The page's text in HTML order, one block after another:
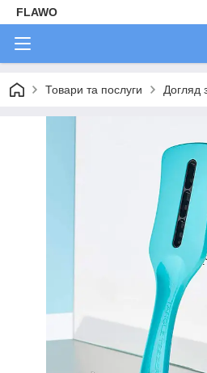
FLAWO
Товари та послуги Догляд